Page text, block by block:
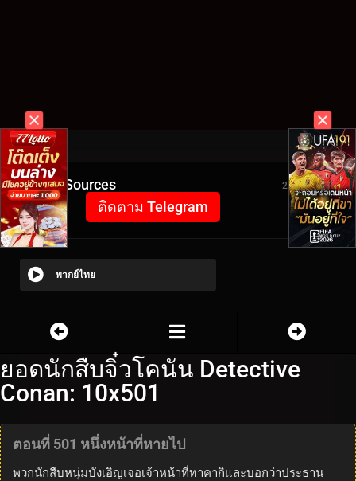
Video Sources 2108 Views
ติดตาม Telegram
พากย์ไทย
ยอดนักสืบจิ๋วโคนัน Detective
Conan: 10x501
ตอนที่ 501 หนึ่งหน้าที่หายไป
พวกนักสืบหนุ่มบังเอิญเจอเจ้าหน้าที่ทาคากิและบอกว่าประธาน